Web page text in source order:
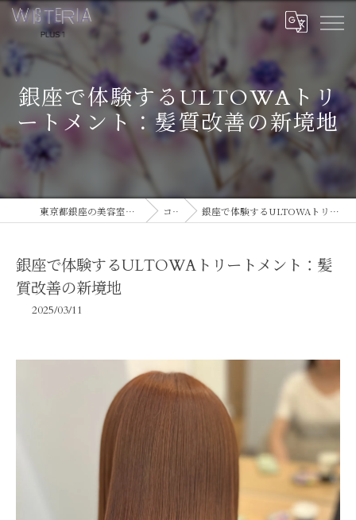
銀座で体験するULTOWAトリ
ートメント：髪質改善の新境地
東京都銀座の美容室ならWISTERIA PLUS 1 コラム 銀座で体験するULTOWAトリートメント：髪質改善の新境地
銀座で体験するULTOWAトリートメント：髪
質改善の新境地
2025/03/11